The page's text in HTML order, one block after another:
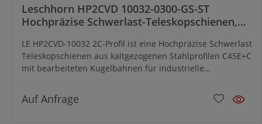
HP2CV-9028 2C-Profil ist äußerst laufleicht und eignet sich
optimal für alle Handhabungs- und
Automatisierungsanwendungen bei denen ein ruckartiger
Auszug erforderlich ist. Die Teleskopschiene weist auch in
ausgefahrener Position eine hervorragende
Widerstandsfähigkeit gegen aufgebrachte Lasten auf, was
Anwendungen mit hohem Drehmoment macht.
Leschhorn HP2CVD 10032-0300-GS-ST
Hochpräzise Schwerlast-Teleskopschienen,
A=300, GS: Gewinde M8/Senkbohrung für M8,
Lastwert 820kg, Stahl verzinkt
LE HP2CVD-10032 2C-Profil ist eine Hochpräzise Schwerlast
Teleskopschienen aus kaltgezogenen Stahlprofilen C45E+C
mit bearbeiteten Kugelbahnen für industrielle
Vibrationsfestigkeit. Speziell für den beidseitigen Auszug
konzipiert.
Auf Anfrage